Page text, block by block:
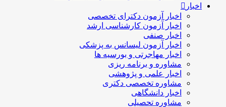
اخبار
اخبار آزمون دکترای تخصصی
اخبار آزمون کارشناسی ارشد
اخبار صنفی
اخبار آزمون لیسانس به پزشکی
اخبار مهاجرتی و بورسیه ها
مشاوره و برنامه ریزی
اخبار علمی و پژوهشی
مشاوره تخصصی دکتری
اخبار دانشگاهی
مشاوره تحصیلی